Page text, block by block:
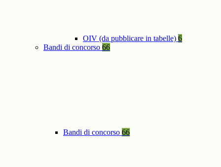
OIV (da pubblicare in tabelle) 6
Bandi di concorso 66
Bandi di concorso 66